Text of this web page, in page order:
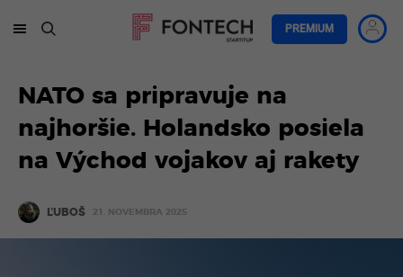
PREMIUM
NATO sa pripravuje na
najhoršie. Holandsko posiela
na Východ vojakov aj rakety
ĽUBOŠ 21. NOVEMBRA 2025